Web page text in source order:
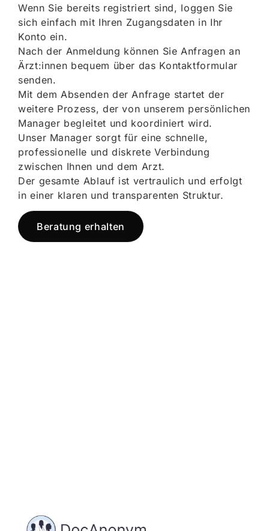
Wenn Sie bereits registriert sind, loggen Sie
sich einfach mit Ihren Zugangsdaten in Ihr
Konto ein.
Nach der Anmeldung können Sie Anfragen an
Ärzt:innen bequem über das Kontaktformular
senden.
Mit dem Absenden der Anfrage startet der
weitere Prozess, der von unserem persönlichen
Manager begleitet und koordiniert wird.
Unser Manager sorgt für eine schnelle,
professionelle und diskrete Verbindung
zwischen Ihnen und dem Arzt.
Der gesamte Ablauf ist vertraulich und erfolgt
in einer klaren und transparenten Struktur.
Beratung erhalten